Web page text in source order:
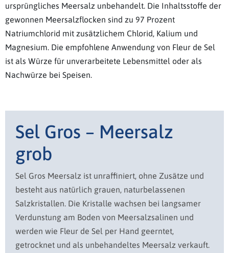
ursprüngliches Meersalz unbehandelt. Die Inhaltsstoffe der
gewonnen Meersalzflocken sind zu 97 Prozent
Natriumchlorid mit zusätzlichem Chlorid, Kalium und
Magnesium. Die empfohlene Anwendung von Fleur de Sel
ist als Würze für unverarbeitete Lebensmittel oder als
Nachwürze bei Speisen.
Sel Gros – Meersalz
grob
Sel Gros Meersalz ist unraffiniert, ohne Zusätze und
besteht aus natürlich grauen, naturbelassenen
Salzkristallen. Die Kristalle wachsen bei langsamer
Verdunstung am Boden von Meersalzsalinen und
werden wie Fleur de Sel per Hand geerntet,
getrocknet und als unbehandeltes Meersalz verkauft.